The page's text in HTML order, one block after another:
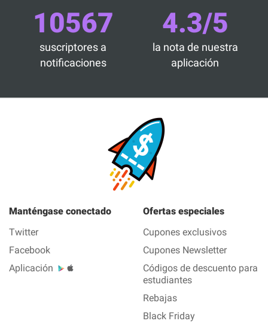
10567
suscriptores a
notificaciones
4.3/5
la nota de nuestra
aplicación
Manténgase conectado
Twitter
Facebook
Aplicación
Ofertas especiales
Cupones exclusivos
Cupones Newsletter
Códigos de descuento para
estudiantes
Rebajas
Black Friday